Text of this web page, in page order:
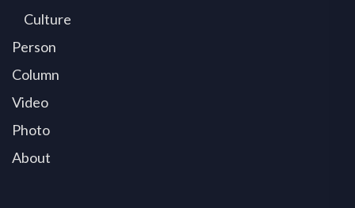
Culture
Person
Column
Video
Photo
About